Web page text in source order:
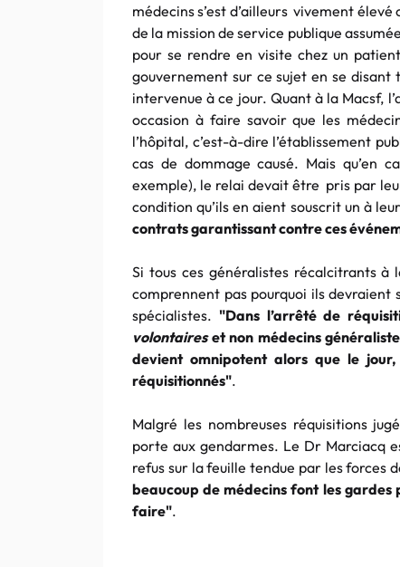
médecins s’est d’ailleurs vivement
de la mission de service publique
pour se rendre en visite chez un
gouvernement sur ce sujet en se disant
intervenue à ce jour. Quant à la Macsf,
occasion à faire savoir que les
l’hôpital, c’est-à-dire l’établissement
cas de dommage causé. Mais qu’en
exemple), le relai devait être pris par
condition qu’ils en aient souscrit un à
contrats garantissant contre ces
Si tous ces généralistes récalcitrants à
comprennent pas pourquoi ils devraient
spécialistes. "Dans l’arrêté de
volontaireset non médecins
devient omnipotent alors que le
réquisitionnés".
Malgré les nombreuses réquisitions
porte aux gendarmes. Le Dr Marciacq
refus sur la feuille tendue par les forces
beaucoup de médecins font les gardes
faire".